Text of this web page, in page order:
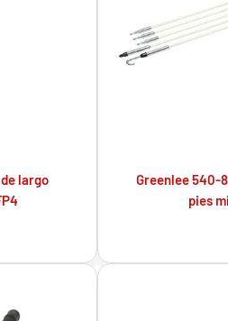
largo
Greenlee 540-
pies